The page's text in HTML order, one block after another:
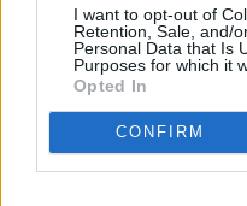
I want to opt-out of
Retention, Sale, and/
Personal Data that Is
Purposes for which it
Opted In
CONFIRM
encontrando las dos
antes de llegar al núcleo
Golfo. Primero vemos la
Montaña Bermeja y
desviamos de la carretera
en un volcán semihundido
en la Playa de Los Clicos.